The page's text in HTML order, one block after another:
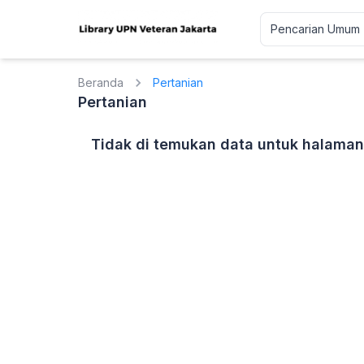
Beranda Pertanian
Pertanian
Tidak di temukan data untuk